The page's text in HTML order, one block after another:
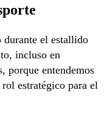
el estallido
incluso en
porque entendemos
estratégico para el